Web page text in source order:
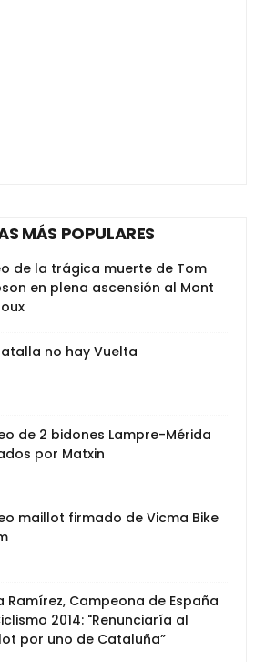
MÁS POPULARES
de la trágica muerte de Tom
en plena ascensión al Mont
no hay Vuelta
de 2 bidones Lampre-Mérida
por Matxin
maillot firmado de Vicma Bike
Ramírez, Campeona de España
2014: "Renunciaría al
por uno de Cataluña”